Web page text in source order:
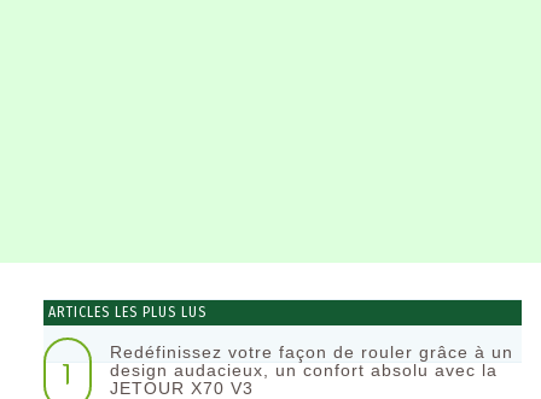
ARTICLES LES PLUS LUS
1
Redéfinissez votre façon de rouler grâce à un
design audacieux, un confort absolu avec la
JETOUR X70 V3